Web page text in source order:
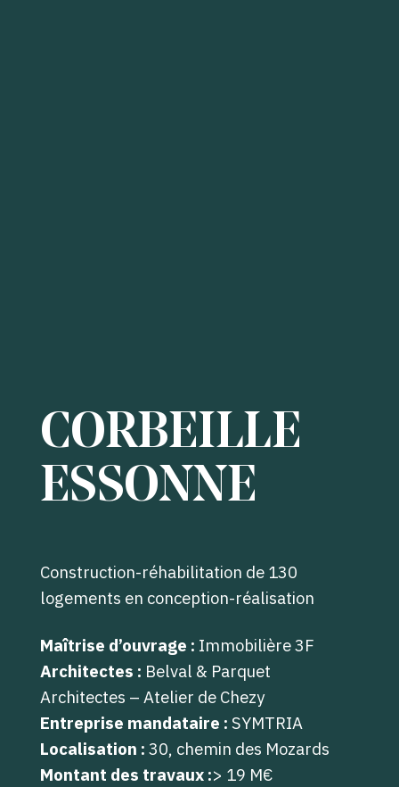
CORBEILLE
ESSONNE
Construction-réhabilitation de 130
logements en conception-réalisation
Maîtrise d’ouvrage : Immobilière 3F
Architectes : Belval & Parquet
Architectes – Atelier de Chezy
Entreprise mandataire : SYMTRIA
Localisation : 30, chemin des Mozards
Montant des travaux :> 19 M€